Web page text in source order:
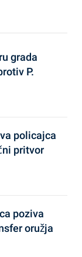
grada
P.
policajca
pritvor
poziva
oružja